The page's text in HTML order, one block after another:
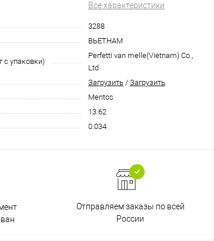
Все характеристики
3288
ВЬЕТНАМ
с упаковки)
Perfetti van melle(Vietnam) Co.,
Ltd
Загрузить / Загрузить
Mentos
13.62
0.034
Отправляем заказы по всей
России